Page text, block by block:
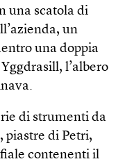
una scatola di
un
una doppia
l’albero
di strumenti da
piastre di Petri,
contenenti il